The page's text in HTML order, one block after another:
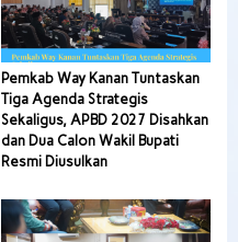
Pemkab Way Kanan Tuntaskan
Tiga Agenda Strategis
Sekaligus, APBD 2027 Disahkan
dan Dua Calon Wakil Bupati
Resmi Diusulkan